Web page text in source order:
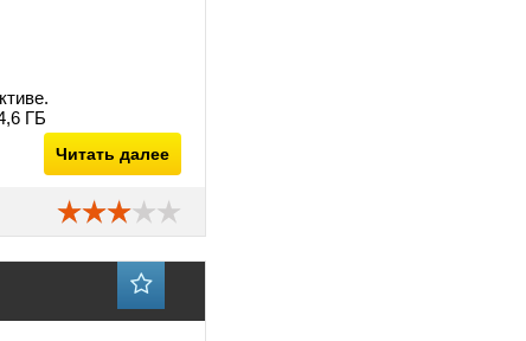
ГБ
Читать далее